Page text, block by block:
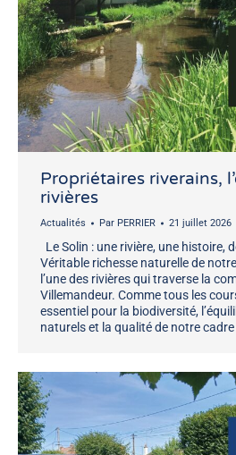
Propriétaires riverains,
rivières
Actualités Par PERRIER 21 juillet 2026
Le Solin : une rivière, une histoire,
Véritable richesse naturelle de
l’une des rivières qui traverse la
Villemandeur. Comme tous les
essentiel pour la biodiversité,
naturels et la qualité de notre